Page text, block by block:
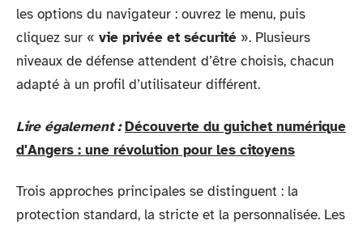
les options du navigateur : ouvrez le menu, puis
cliquez sur « vie privée et sécurité ». Plusieurs
niveaux de défense attendent d’être choisis, chacun
adapté à un profil d’utilisateur différent.
Lire également : Découverte du guichet numérique
d'Angers : une révolution pour les citoyens
Trois approches principales se distinguent : la
protection standard, la stricte et la personnalisée. Les